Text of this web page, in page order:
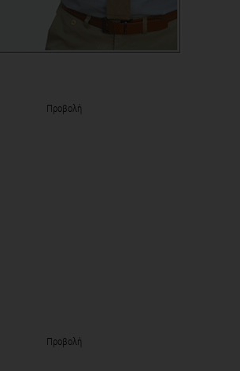
Προβολή
Προβολή